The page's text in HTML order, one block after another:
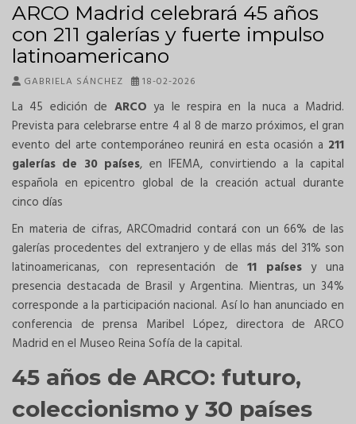
ARCO Madrid celebrará 45 años
con 211 galerías y fuerte impulso
latinoamericano
GABRIELA SÁNCHEZ 18-02-2026
La 45 edición de ARCO ya le respira en la nuca a Madrid.
Prevista para celebrarse entre 4 al 8 de marzo próximos, el gran
evento del arte contemporáneo reunirá en esta ocasión a 211
galerías de 30 países, en IFEMA, convirtiendo a la capital
española en epicentro global de la creación actual durante
cinco días
En materia de cifras, ARCOmadrid contará con un 66% de las
galerías procedentes del extranjero y de ellas más del 31% son
latinoamericanas, con representación de11 paísesy una
presencia destacada de Brasil y Argentina. Mientras, un 34%
corresponde a la participación nacional. Así lo han anunciado en
conferencia de prensa Maribel López, directora de ARCO
Madrid en el Museo Reina Sofía de la capital.
45 años de ARCO: futuro,
coleccionismo y 30 países